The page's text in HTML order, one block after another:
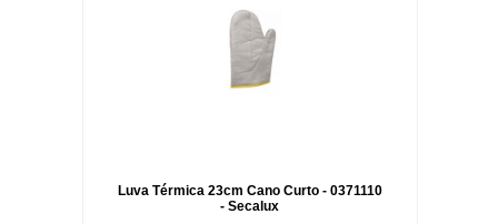
Luva Térmica 23cm Cano Curto - 0371110
- Secalux